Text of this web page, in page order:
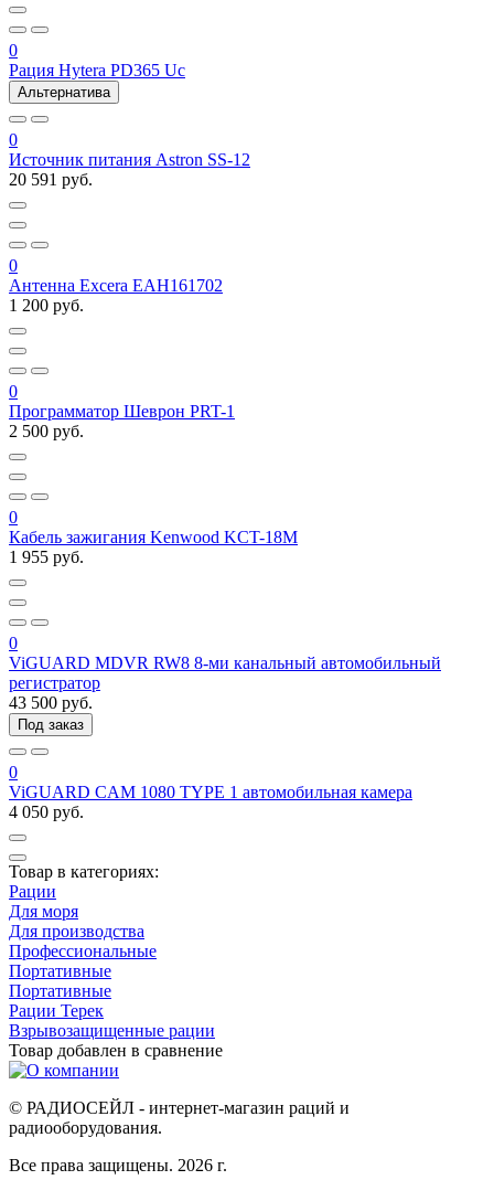
0
Рация Hytera PD365 Uc
Альтернатива
0
Источник питания Astron SS-12
20 591 руб.
0
Антенна Excera EAH161702
1 200 руб.
0
Программатор Шеврон PRT-1
2 500 руб.
0
Кабель зажигания Kenwood KCT-18M
1 955 руб.
0
ViGUARD MDVR RW8 8-ми канальный автомобильный
регистратор
43 500 руб.
Под заказ
0
ViGUARD CAM 1080 TYPE 1 автомобильная камера
4 050 руб.
Товар в категориях:
Рации
Для моря
Для производства
Профессиональные
Портативные
Портативные
Рации Терек
Взрывозащищенные рации
Товар добавлен в сравнение
© РАДИОСЕЙЛ - интернет-магазин раций и
радиооборудования.
Все права защищены. 2026 г.